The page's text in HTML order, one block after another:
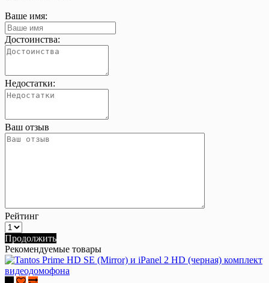
Ваше имя:
Достоинства:
Недостатки:
Ваш отзыв
Рейтинг
Продолжить
Рекомендуемые товары